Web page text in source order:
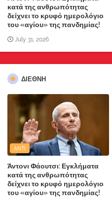
κατά της ανθρωπότητας
δείχνει το κρυφό ημερολόγιο
του «αγίου» της πανδημίας!
July 31, 2026
ΔΙΕΘΝΗ
ANTI
Άντονι Φάουτσι: Εγκλήματα
κατά της ανθρωπότητας
δείχνει το κρυφό ημερολόγιο
του «αγίου» της πανδημίας!